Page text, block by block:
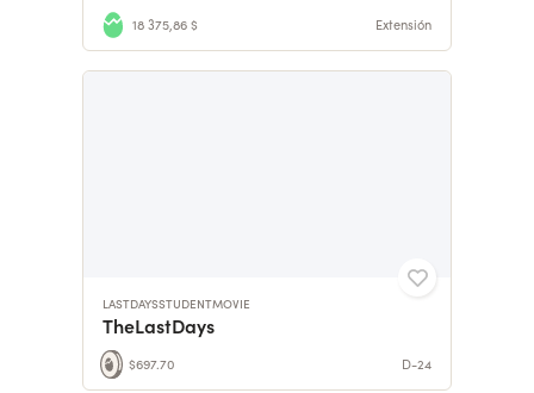
18 375,86 $ Extensión
LASTDAYSSTUDENTMOVIE
TheLastDays
$697.70 D-24